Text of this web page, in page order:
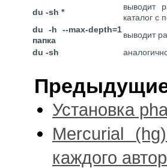
du -sh *
выводит
каталог
du -h --max-depth=1
папка
выводит
du -sh
Установка
Mercurial
каждого